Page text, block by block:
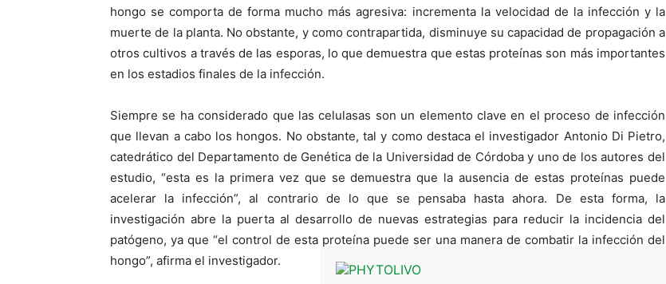
hongo se comporta de forma mucho más agresiva: incrementa la velocidad de la infección y la
muerte de la planta. No obstante, y como contrapartida, disminuye su capacidad de propagación a
otros cultivos a través de las esporas, lo que demuestra que estas proteínas son más importantes
en los estadios finales de la infección.
Siempre se ha considerado que las celulasas son un elemento clave en el proceso de infección
que llevan a cabo los hongos. No obstante, tal y como destaca el investigador Antonio Di Pietro,
catedrático del Departamento de Genética de la Universidad de Córdoba y uno de los autores del
estudio, “esta es la primera vez que se demuestra que la ausencia de estas proteínas puede
acelerar la infección”, al contrario de lo que se pensaba hasta ahora. De esta forma, la
investigación abre la puerta al desarrollo de nuevas estrategias para reducir la incidencia del
patógeno, ya que “el control de esta proteína puede ser una manera de combatir la infección del
hongo”, afirma el investigador.